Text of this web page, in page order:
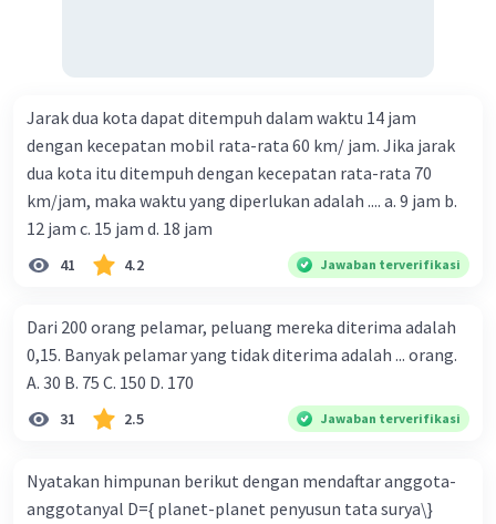
Jarak dua kota dapat ditempuh dalam waktu 14 jam
dengan kecepatan mobil rata-rata 60 km/ jam. Jika jarak
dua kota itu ditempuh dengan kecepatan rata-rata 70
km/jam, maka waktu yang diperlukan adalah .... a. 9 jam b.
12 jam c. 15 jam d. 18 jam
41 4.2 Jawaban terverifikasi
Dari 200 orang pelamar, peluang mereka diterima adalah
0,15. Banyak pelamar yang tidak diterima adalah ... orang.
A. 30 B. 75 C. 150 D. 170
31 2.5 Jawaban terverifikasi
Nyatakan himpunan berikut dengan mendaftar anggota-
anggotanyal D={ planet-planet penyusun tata surya\}